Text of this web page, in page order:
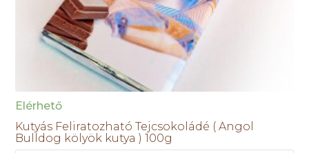
Elérhető
Kutyás Feliratozható Tejcsokoládé ( Angol
Bulldog kölyök kutya ) 100g